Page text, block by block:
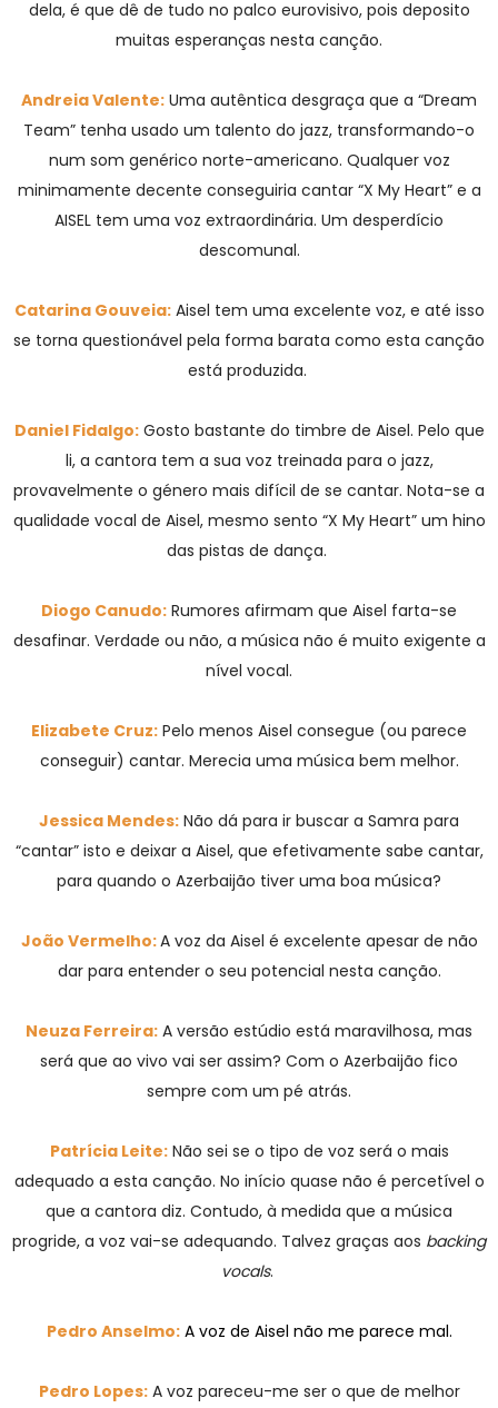
dela, é que dê de tudo no palco eurovisivo, pois deposito
muitas esperanças nesta canção.
Andreia Valente: Uma autêntica desgraça que a “Dream
Team” tenha usado um talento do jazz, transformando-o
num som genérico norte-americano. Qualquer voz
minimamente decente conseguiria cantar “X My Heart” e a
AISEL tem uma voz extraordinária. Um desperdício
descomunal.
Catarina Gouveia:Aisel tem uma excelente voz, e até isso
se torna questionável pela forma barata como esta canção
está produzida.
Daniel Fidalgo:Gosto bastante do timbre de Aisel. Pelo que
li, a cantora tem a sua voz treinada para o jazz,
provavelmente o género mais difícil de se cantar. Nota-se a
qualidade vocal de Aisel, mesmo sento “X My Heart” um hino
das pistas de dança.
Diogo Canudo: Rumores afirmam que Aisel farta-se
desafinar. Verdade ou não, a música não é muito exigente a
nível vocal.
Elizabete Cruz: Pelo menos Aisel consegue (ou parece
conseguir) cantar. Merecia uma música bem melhor.
Jessica Mendes: Não dá para ir buscar a Samra para
“cantar” isto e deixar a Aisel, que efetivamente sabe cantar,
para quando o Azerbaijão tiver uma boa música?
João Vermelho:A voz da Aisel é excelente apesar de não
dar para entender o seu potencial nesta canção.
Neuza Ferreira: A versão estúdio está maravilhosa, mas
será que ao vivo vai ser assim? Com o Azerbaijão fico
sempre com um pé atrás.
Patrícia Leite:Não sei se o tipo de voz será o mais
adequado a esta canção. No início quase não é percetível o
que a cantora diz. Contudo, à medida que a música
progride, a voz vai-se adequando. Talvez graças aos backing
vocals.
Pedro Anselmo:A voz de Aisel não me parece mal.
Pedro Lopes:A voz pareceu-me ser o que de melhor